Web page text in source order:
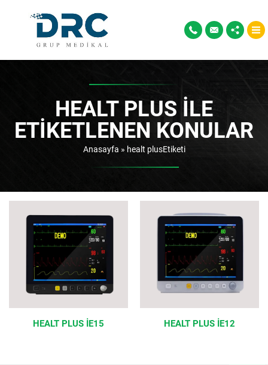
HEALT PLUS ILE
ETIKETLENEN KONULAR
Anasayfa » healt plusEtiketi
HEALT PLUS İE15 HEALT PLUS İE12